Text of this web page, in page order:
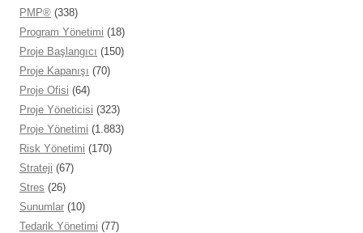
PMP® (338)
Program Yönetimi (18)
Proje Başlangıcı (150)
Proje Kapanışı (70)
Proje Ofisi (64)
Proje Yöneticisi (323)
Proje Yönetimi (1.883)
Risk Yönetimi (170)
Strateji (67)
Stres (26)
Sunumlar (10)
Tedarik Yönetimi (77)